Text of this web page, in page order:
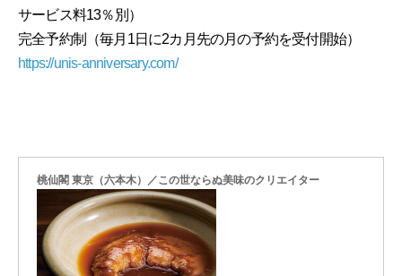
サービス料13％別）
完全予約制（毎月1日に2カ月先の月の予約を受付開始）
https://unis-anniversary.com/
桃仙閣 東京（六本木）／この世ならぬ美味のクリエイター